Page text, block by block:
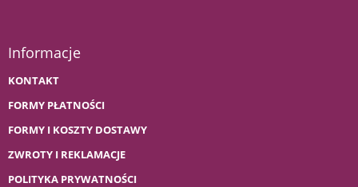
Informacje
KONTAKT
FORMY PŁATNOŚCI
FORMY I KOSZTY DOSTAWY
ZWROTY I REKLAMACJE
POLITYKA PRYWATNOŚCI